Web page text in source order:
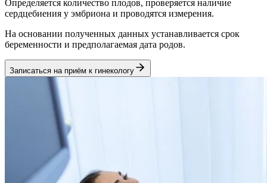
Определяется количество плодов, проверяется наличие
сердцебиения у эмбриона и проводятся измерения.
На основании полученных данных устанавливается срок
беременности и предполагаемая дата родов.
Записаться на приём к гинекологу